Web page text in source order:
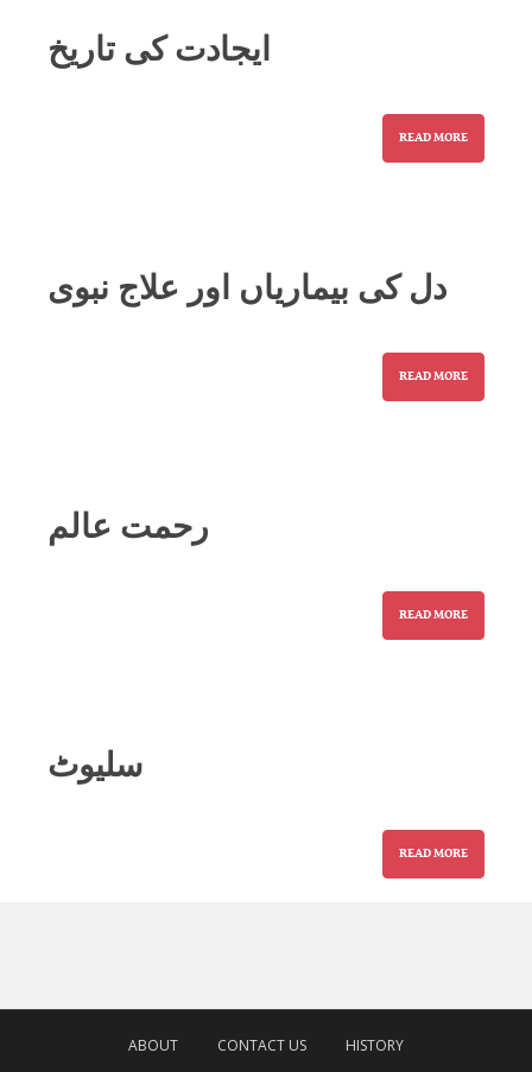
ایجادت کی تاریخ
READ MORE
دل کی بیماریاں اور علاج نبوی
READ MORE
رحمت عالم
READ MORE
سلیوٹ
READ MORE
ABOUT CONTACT US HISTORY